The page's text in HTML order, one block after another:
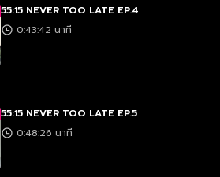
55:15 NEVER TOO LATE EP.4
0:43:42 นาที
55:15 NEVER TOO LATE EP.5
0:48:26 นาที